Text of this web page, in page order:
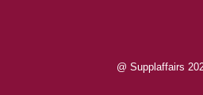
@ Supplaffairs